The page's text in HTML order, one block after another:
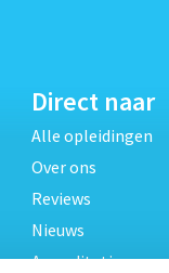
Direct naar
Alle opleidingen
Over ons
Reviews
Nieuws
Accreditaties